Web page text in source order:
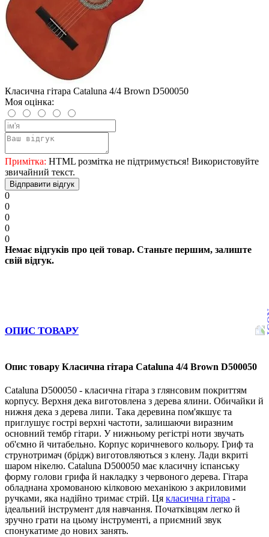
Класична гітара Cataluna 4/4 Brown D500050
Моя оцінка:
Примітка: HTML розмітка не підтримується! Використовуйте
звичайний текст.
Відправити відгук
0
0
0
0
0
Немає відгуків про цей товар. Станьте першим, залиште
свій відгук.
ОПИС ТОВАРУ
Опис товару Класична гітара Cataluna 4/4 Brown D500050
Cataluna D500050 - класична гітара з глянсовим покриттям
корпусу. Верхня дека виготовлена з дерева ялини. Обичайки й
нижня дека з дерева липи. Така деревина пом'якшує та
приглушує гострі верхні частоти, залишаючи виразним
основний тембр гітари. У нижньому регістрі ноти звучать
об'ємно й читабельно. Корпус коричневого кольору. Гриф та
струнотримач (брідж) виготовляються з клену. Лади вкриті
шаром нікелю. Cataluna D500050 має класичну іспанську
форму голови грифа й накладку з червоного дерева. Гітара
обладнана хромованою кілковою механікою з акриловими
ручками, яка надійно тримає стрій. Ця класична гітара -
ідеальний інструмент для навчання. Початківцям легко й
зручно грати на цьому інструменті, а приємний звук
спонукатиме до нових занять.